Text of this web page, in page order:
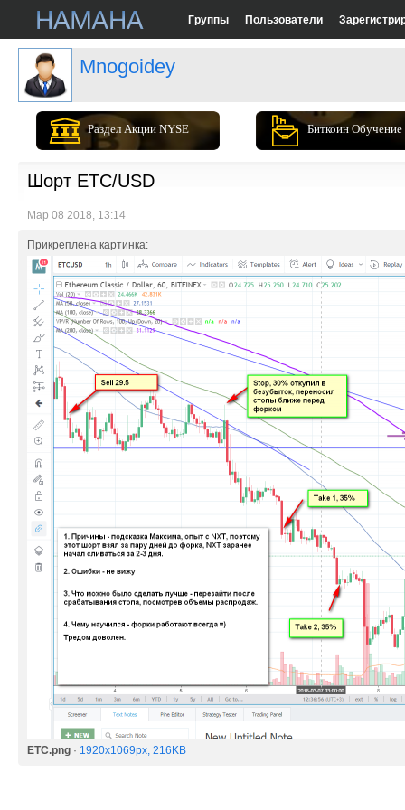
Группы Пользователи
Mnogoidey
Раздел Акции NYSE Биткоин Обучение
Шорт ETC/USD
Мар 08 2018, 13:14
Прикреплена картинка:
ETC.png · 1920x1069px, 216KB